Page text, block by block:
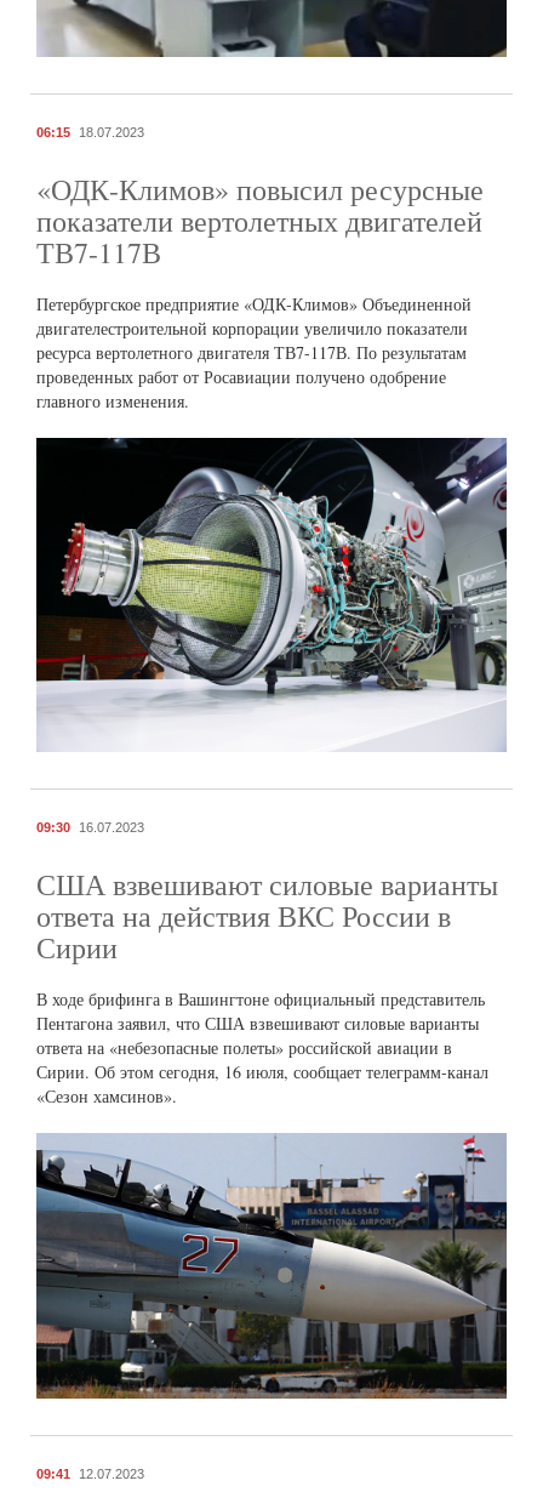
06:15 18.07.2023
«ОДК-Климов» повысил ресурсные
показатели вертолетных двигателей
ТВ7-117В
Петербургское предприятие «ОДК-Климов» Объединенной
двигателестроительной корпорации увеличило показатели
ресурса вертолетного двигателя ТВ7-117В. По результатам
проведенных работ от Росавиации получено одобрение
главного изменения.
09:30 16.07.2023
США взвешивают силовые варианты
ответа на действия ВКС России в
Сирии
В ходе брифинга в Вашингтоне официальный представитель
Пентагона заявил, что США взвешивают силовые варианты
ответа на «небезопасные полеты» российской авиации в
Сирии. Об этом сегодня, 16 июля, сообщает телеграмм-канал
«Сезон хамсинов».
09:41 12.07.2023